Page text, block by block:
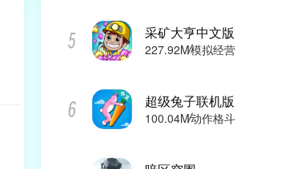
采矿大亨中文版
227.92M模拟经营
超级兔子联机版
100.04M动作格斗